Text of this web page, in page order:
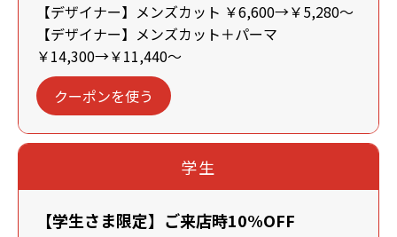
【デザイナー】メンズカット ￥6,600→￥5,280～
【デザイナー】メンズカット＋パーマ
￥14,300→￥11,440～
クーポンを使う
学生
【学生さま限定】ご来店時10%OFF